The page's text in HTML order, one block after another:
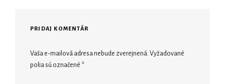
PRIDAJ KOMENTÁR
Vaša e-mailová adresa nebude zverejnená. Vyžadované
polia sú označené *